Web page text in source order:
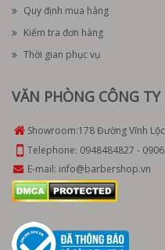
Quy định mua hàng
Kiểm tra đơn hàng
Thời gian phục vụ
VĂN PHÒNG CÔNG TY
Showroom:178 Đường Vĩnh
Telephone: 0948484827 -
E-mail: info@barbershop.vn